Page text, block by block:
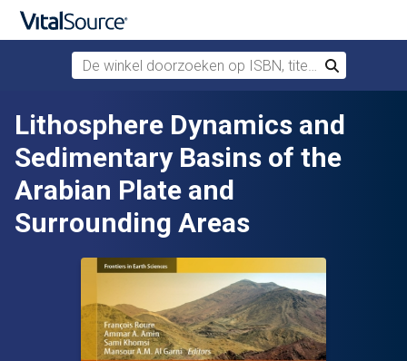
Verdergaan naar belangrijkste inhoud
De winkel doorzoeken op ISBN, titel of auteur
Zoek
Lithosphere Dynamics and
Sedimentary Basins of the
Arabian Plate and
Surrounding Areas